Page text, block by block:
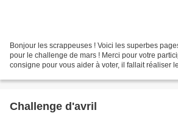
Bonjour les scrappeuses ! Voici les superbes
pour le challenge de mars ! Merci pour votre
consigne pour vous aider à voter, il fallait réaliser
Challenge d'avril